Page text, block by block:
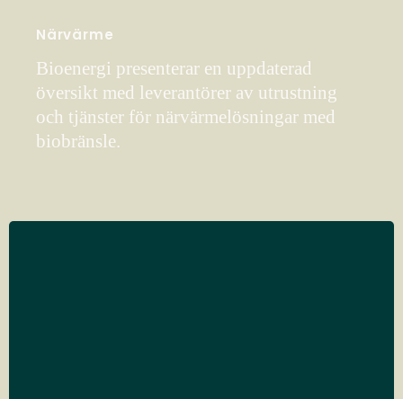
Närvärme
Bioenergi presenterar en uppdaterad
översikt med leverantörer av utrustning
och tjänster för närvärmelösningar med
biobränsle.